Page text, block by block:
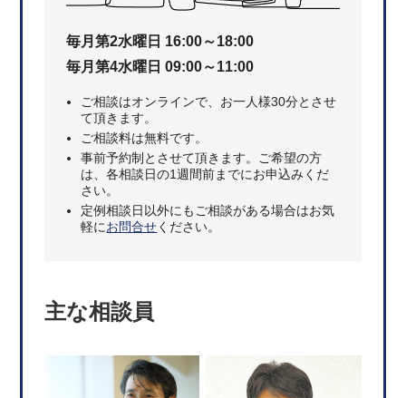
毎月第2水曜日 16:00～18:00
毎月第4水曜日 09:00～11:00
ご相談はオンラインで、お一人様30分とさせ
て頂きます。
ご相談料は無料です。
事前予約制とさせて頂きます。ご希望の方
は、各相談日の1週間前までにお申込みくだ
さい。
定例相談日以外にもご相談がある場合はお気
軽にお問合せください。
主な相談員